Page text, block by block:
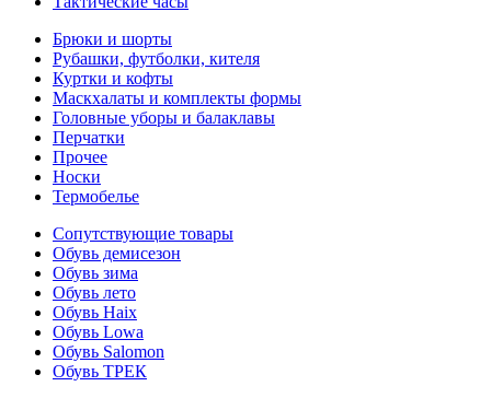
Брюки и шорты
Рубашки, футболки, кителя
Куртки и кофты
Маскхалаты и комплекты формы
Головные уборы и балаклавы
Перчатки
Прочее
Носки
Термобелье
Сопутствующие товары
Обувь демисезон
Обувь зима
Обувь лето
Обувь Haix
Обувь Lowa
Обувь Salomon
Обувь ТРЕК